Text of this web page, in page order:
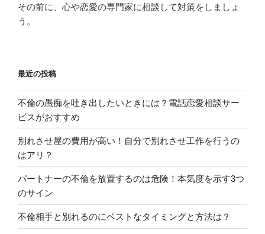
その前に、心や恋愛の専門家に相談して対策をしましょ
う。
最近の投稿
不倫の愚痴を吐き出したいときには？電話恋愛相談サー
ビスがおすすめ
別れさせ屋の費用が高い！自分で別れさせ工作を行うの
はアリ？
パートナーの不倫を放置するのは危険！本気度を示す3つ
のサイン
不倫相手と別れるのにベストなタイミングと方法は？